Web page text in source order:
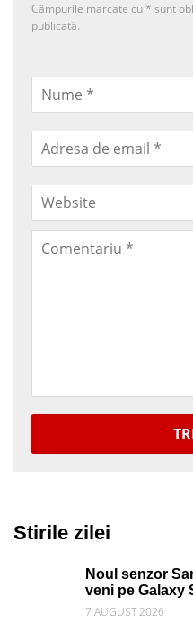
Câmpurile marcate cu * sunt
publicată.
Stirile zilei
Noul senzor
veni pe Galaxy
7 AUGUST 2026